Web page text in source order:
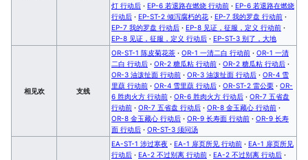
灯 行动后 · EP-6 若退路在燃烧 行动前 · EP-6 若退路在燃烧
行动后 · EP-ST-2 倾泻腐朽的花 · EP-7 我的罗盘 行动前 ·
EP-7 我的罗盘 行动后 · EP-8 见证，征服，定义 行动前 ·
EP-8 见证，征服，定义 行动后 · EP-ST-3 别了，大地
相见欢 支线
OR-ST-1 陈皮菊花茶 · OR-1 一清二白 行动前 · OR-1 一清
二白 行动后 · OR-2 糖瓜粘 行动前 · OR-2 糖瓜粘 行动后 ·
OR-3 油泼扯面 行动前 · OR-3 油泼扯面 行动后 · OR-4 雪
里蕻 行动前 · OR-4 雪里蕻 行动后 · OR-ST-2 雷公栗 · OR-
6 胜肉火方 行动前 · OR-6 胜肉火方 行动后 · OR-7 五省盘
行动前 · OR-7 五省盘 行动后 · OR-8 金玉藏心 行动前 ·
OR-8 金玉藏心 行动后 · OR-9 长寿面 行动前 · OR-9 长寿
面 行动后 · OR-ST-3 须问汤
EA-ST-1 涉过寒夜 · EA-1 扉页所见 行动前 · EA-1 扉页所见
行动后 · EA-2 不过别离 行动前 · EA-2 不过别离 行动后 ·